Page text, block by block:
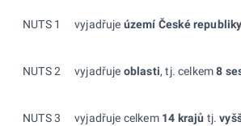
NUTS 1 vyjadřuje území České republiky
NUTS 2 vyjadřuje oblasti, tj. celkem8
NUTS 3 vyjadřuje celkem 14 krajů tj.